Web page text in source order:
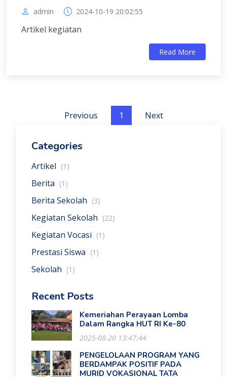
admin 2024-10-19 20:02:55
Artikel kegiatan
Read More
Previous 1 Next
Categories
Artikel (1)
Berita (1)
Berita Sekolah (3)
Kegiatan Sekolah (22)
Kegiatan Vocasi (1)
Prestasi Siswa (1)
Sekolah (1)
Recent Posts
Kemeriahan Perayaan Lomba
Dalam Rangka HUT RI Ke-80
2025-08-20 13:47:44
PENGELOLAAN PROGRAM YANG
BERDAMPAK POSITIF PADA
MURID VOKASIONAL TATA